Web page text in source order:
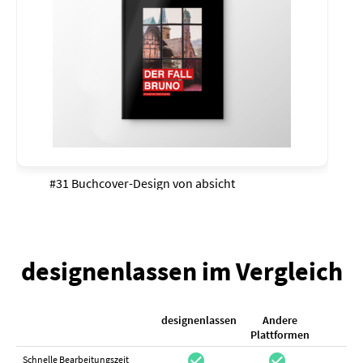
#31 Buchcover-Design von absicht
designenlassen im Vergleich
designenlassen
Andere
Plattformen
Schnelle Bearbeitungszeit